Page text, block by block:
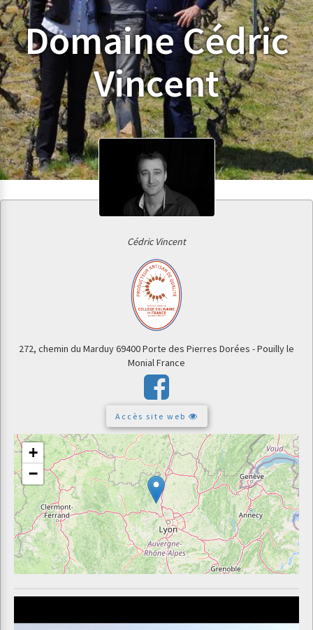
Domaine Cédric
Vincent
Cédric Vincent
272, chemin du Marduy69400 Porte des Pierres Dorées - Pouilly le
MonialFrance
Accès site web
+
−